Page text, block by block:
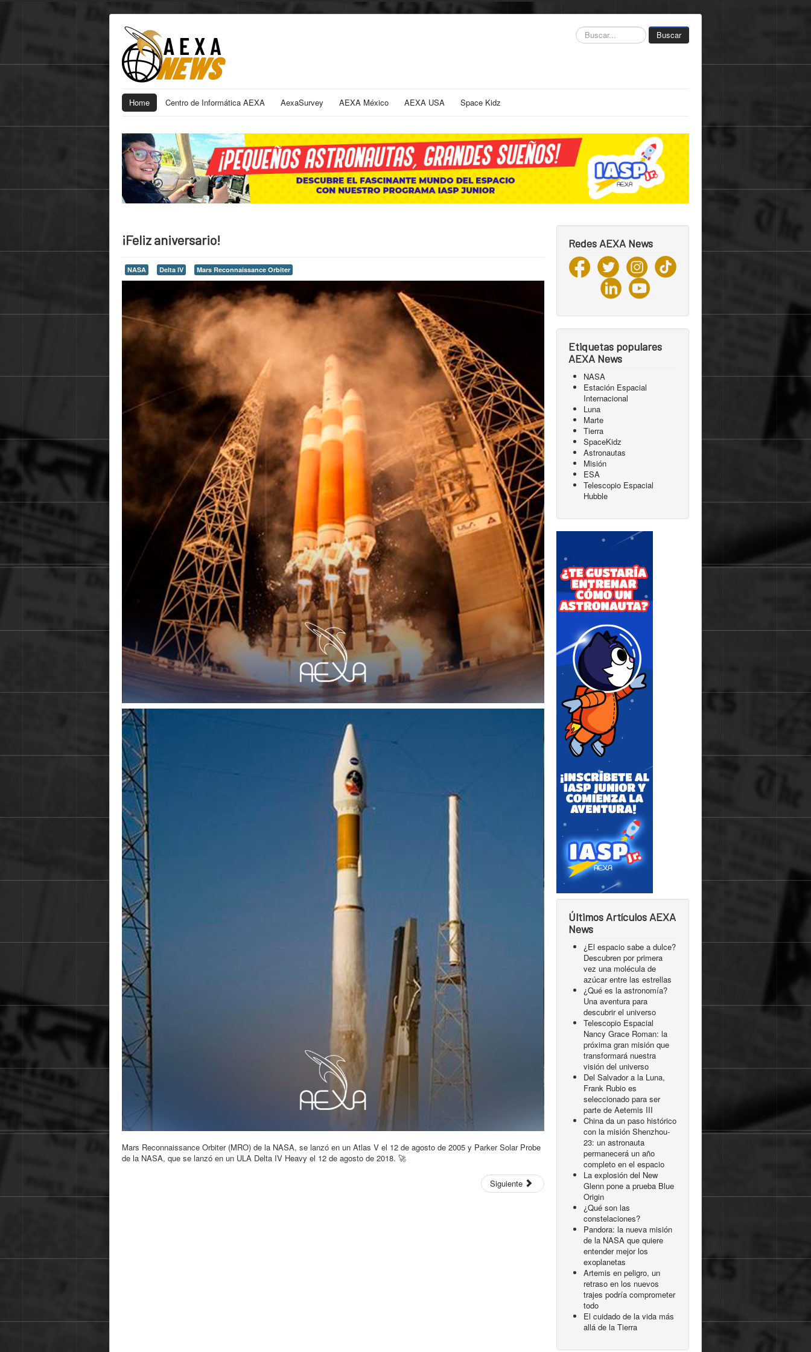
Buscar... Buscar
Home Centro de Informática AEXA AexaSurvey AEXA México AEXA USA Space Kidz
¡Feliz aniversario!
NASA Delta IV Mars Reconnaissance Orbiter
Mars Reconnaissance Orbiter (MRO) de la NASA, se lanzó en un Atlas V el 12 de agosto de 2005 y Parker Solar Probe
de la NASA, que se lanzó en un ULA Delta IV Heavy el 12 de agosto de 2018. 🚀
Siguiente
Redes AEXA News
Etiquetas populares
AEXA News
NASA
Estación Espacial
Internacional
Luna
Marte
Tierra
SpaceKidz
Astronautas
Misión
ESA
Telescopio Espacial
Hubble
Últimos Artículos AEXA
News
¿El espacio sabe a dulce?
Descubren por primera
vez una molécula de
azúcar entre las estrellas
¿Qué es la astronomía?
Una aventura para
descubrir el universo
Telescopio Espacial
Nancy Grace Roman: la
próxima gran misión que
transformará nuestra
visión del universo
Del Salvador a la Luna,
Frank Rubio es
seleccionado para ser
parte de Aetemis III
China da un paso histórico
con la misión Shenzhou-
23: un astronauta
permanecerá un año
completo en el espacio
La explosión del New
Glenn pone a prueba Blue
Origin
¿Qué son las
constelaciones?
Pandora: la nueva misión
de la NASA que quiere
entender mejor los
exoplanetas
Artemis en peligro, un
retraso en los nuevos
trajes podría comprometer
todo
El cuidado de la vida más
allá de la Tierra